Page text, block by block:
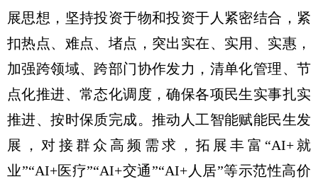
展思想，坚持投资于物和投资于人紧密结合，紧
扣热点、难点、堵点，突出实在、实用、实惠，
加强跨领域、跨部门协作发力，清单化管理、节
点化推进、常态化调度，确保各项民生实事扎实
推进、按时保质完成。推动人工智能赋能民生发
展，对接群众高频需求，拓展丰富“AI+就
业”“AI+医疗”“AI+交通”“AI+人居”等示范性高价